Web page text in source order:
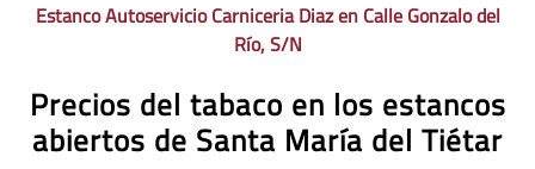
Estanco Autoservicio Carniceria Diaz en Calle Gonzalo del
Río, S/N
Precios del tabaco en los estancos
abiertos de Santa María del Tiétar